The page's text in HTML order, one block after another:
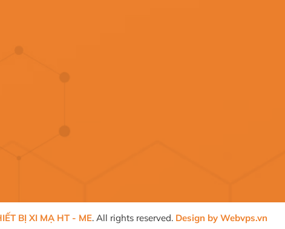
BỊ XI MẠ HT - ME. All rights reserved. Design by Webvps.vn